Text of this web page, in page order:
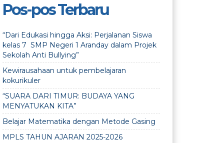
Pos-pos Terbaru
“Dari Edukasi hingga Aksi: Perjalanan Siswa
kelas 7 SMP Negeri 1 Aranday dalam Projek
Sekolah Anti Bullying”
Kewirausahaan untuk pembelajaran
kokurikuler
“SUARA DARI TIMUR: BUDAYA YANG
MENYATUKAN KITA”
Belajar Matematika dengan Metode Gasing
MPLS TAHUN AJARAN 2025-2026